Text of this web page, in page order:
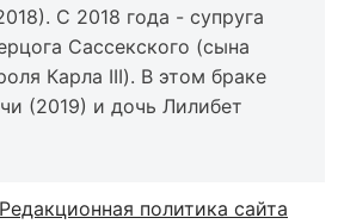
С 2018 года - супруга
Сассекского (сына
Карла III). В этом браке
(2019) и дочь Лилибет
Редакционная политика сайта